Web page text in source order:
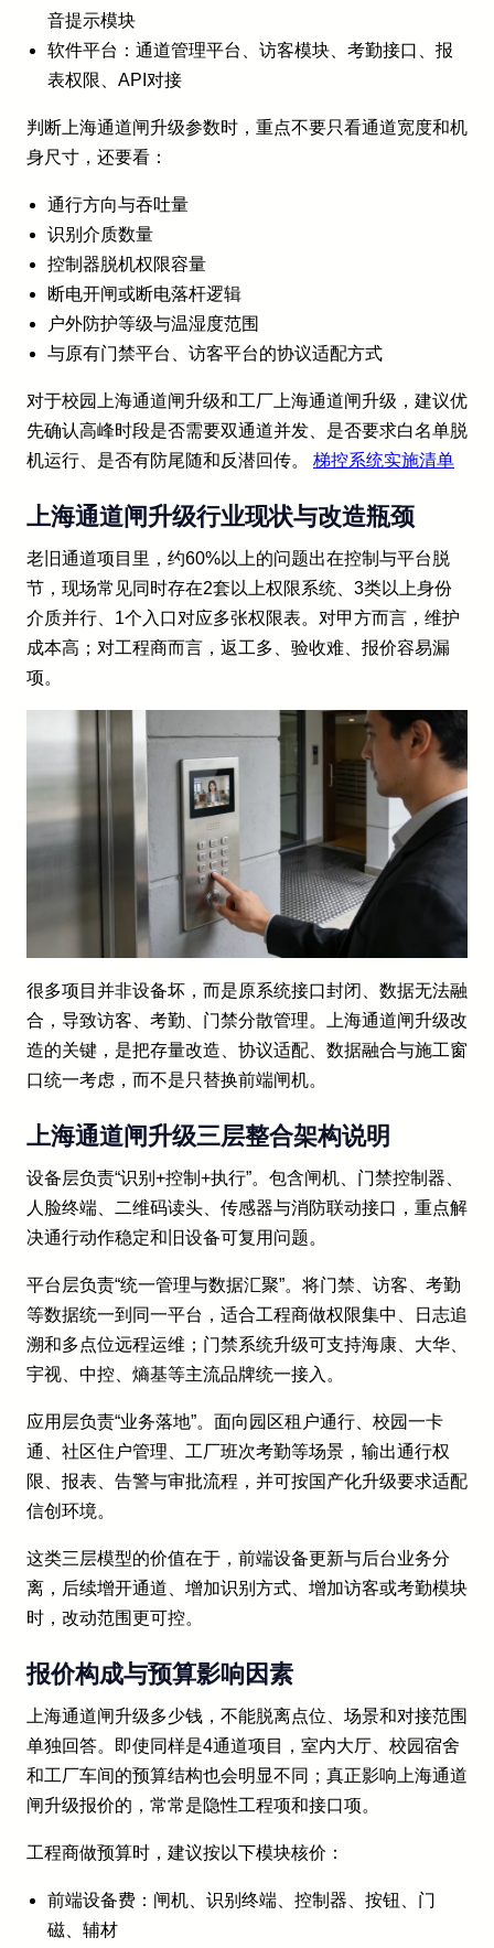
音提示模块
软件平台：通道管理平台、访客模块、考勤接口、报
表权限、API对接
判断上海通道闸升级参数时，重点不要只看通道宽度和机
身尺寸，还要看：
通行方向与吞吐量
识别介质数量
控制器脱机权限容量
断电开闸或断电落杆逻辑
户外防护等级与温湿度范围
与原有门禁平台、访客平台的协议适配方式
对于校园上海通道闸升级和工厂上海通道闸升级，建议优
先确认高峰时段是否需要双通道并发、是否要求白名单脱
机运行、是否有防尾随和反潜回传。 梯控系统实施清单
上海通道闸升级行业现状与改造瓶颈
老旧通道项目里，约60%以上的问题出在控制与平台脱
节，现场常见同时存在2套以上权限系统、3类以上身份
介质并行、1个入口对应多张权限表。对甲方而言，维护
成本高；对工程商而言，返工多、验收难、报价容易漏
项。
很多项目并非设备坏，而是原系统接口封闭、数据无法融
合，导致访客、考勤、门禁分散管理。上海通道闸升级改
造的关键，是把存量改造、协议适配、数据融合与施工窗
口统一考虑，而不是只替换前端闸机。
上海通道闸升级三层整合架构说明
设备层负责“识别+控制+执行”。包含闸机、门禁控制器、
人脸终端、二维码读头、传感器与消防联动接口，重点解
决通行动作稳定和旧设备可复用问题。
平台层负责“统一管理与数据汇聚”。将门禁、访客、考勤
等数据统一到同一平台，适合工程商做权限集中、日志追
溯和多点位远程运维；门禁系统升级可支持海康、大华、
宇视、中控、熵基等主流品牌统一接入。
应用层负责“业务落地”。面向园区租户通行、校园一卡
通、社区住户管理、工厂班次考勤等场景，输出通行权
限、报表、告警与审批流程，并可按国产化升级要求适配
信创环境。
这类三层模型的价值在于，前端设备更新与后台业务分
离，后续增开通道、增加识别方式、增加访客或考勤模块
时，改动范围更可控。
报价构成与预算影响因素
上海通道闸升级多少钱，不能脱离点位、场景和对接范围
单独回答。即使同样是4通道项目，室内大厅、校园宿舍
和工厂车间的预算结构也会明显不同；真正影响上海通道
闸升级报价的，常常是隐性工程项和接口项。
工程商做预算时，建议按以下模块核价：
前端设备费：闸机、识别终端、控制器、按钮、门
磁、辅材